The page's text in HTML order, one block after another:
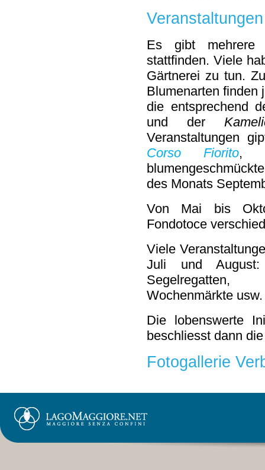
Es gibt mehrere
stattfinden. Viele
Gärtnerei zu tun.
Blumenarten finden
die entsprechend
und der
Veranstaltungen
Corso Fiorito,
des Monats
Von Mai bis
Fondotoce
Viele
Juli und
Segelregatten,
Wochenmärkte usw.
Die lobenswerte
beschliesst dann
Fotogallerie